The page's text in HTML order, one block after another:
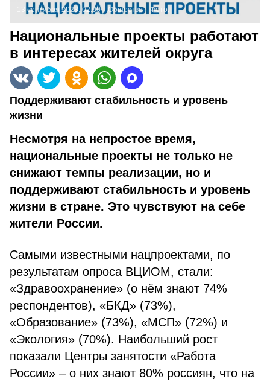
13 сентября 2023, 02:00 Общество Фото:
Национальные проекты работают
в интересах жителей округа
Поддерживают стабильность и уровень
жизни
Несмотря на непростое время,
национальные проекты не только не
снижают темпы реализации, но и
поддерживают стабильность и уровень
жизни в стране. Это чувствуют на себе
жители России.
Самыми известными нацпроектами, по
результатам опроса ВЦИОМ, стали:
«Здравоохранение» (о нём знают 74%
респондентов), «БКД» (73%),
«Образование» (73%), «МСП» (72%) и
«Экология» (70%). Наибольший рост
показали Центры занятости «Работа
России» – о них знают 80% россиян, что на